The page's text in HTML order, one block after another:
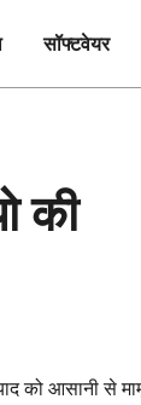
सॉफ्टवेयर
की
को आसानी से